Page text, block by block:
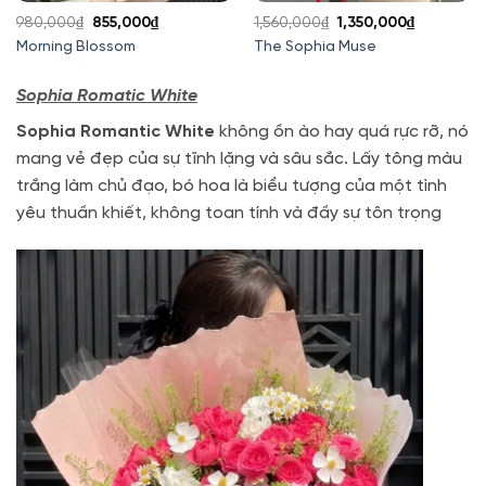
Morning Blossom
980,000₫
Giá
gốc
980,000₫.
855,000₫Giá
là:
The Sophia Muse
1,560,000₫ Giá
gốc
1,350,000₫Giá
Sophia Romatic White
Sophia Romantic White không ồn ào hay quá rực rỡ, nó
mang vẻ đẹp của sự tĩnh lặng và sâu sắc. Lấy tông màu
trắng làm chủ đạo, bó hoa là biểu tượng của một tình
yêu thuần khiết, không toan tính và đầy sự tôn trọng